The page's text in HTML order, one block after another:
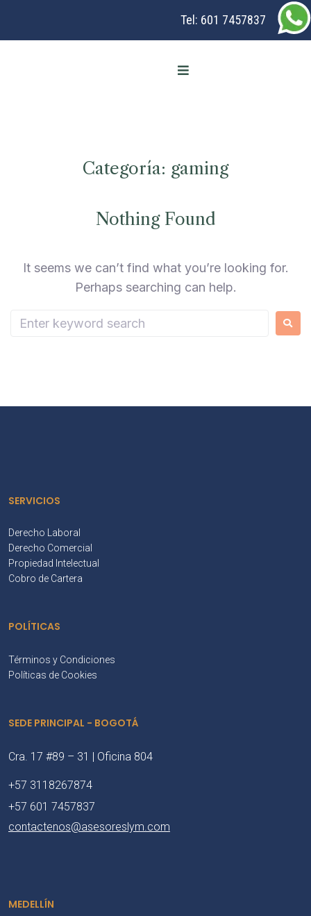
Tel: 601 7457837
Categoría: gaming
Nothing Found
It seems we can’t find what you’re looking for.
Perhaps searching can help.
SERVICIOS
Derecho Laboral
Derecho Comercial
Propiedad Intelectual
Cobro de Cartera
POLÍTICAS
Términos y Condiciones
Políticas de Cookies
SEDE PRINCIPAL - BOGOTÁ
Cra. 17 #89 – 31 | Oficina 804
+57 3118267874
+57 601 7457837
contactenos@asesoreslym.com
MEDELLÍN